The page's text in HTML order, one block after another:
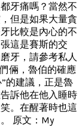
牙痛嗎？當然不
但是如果大量貪
比較是內心的不
這是賽斯的交
牙，請參考私人
倆，魯伯的確應
的建議，正是魯
訴他在他入睡時
。在醒著時也這
原文：My